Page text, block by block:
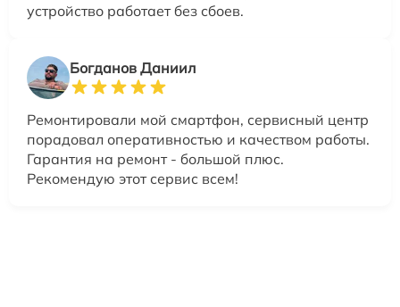
устройство работает без сбоев.
Богданов Даниил
Ремонтировали мой смартфон, сервисный центр
порадовал оперативностью и качеством работы.
Гарантия на ремонт - большой плюс.
Рекомендую этот сервис всем!